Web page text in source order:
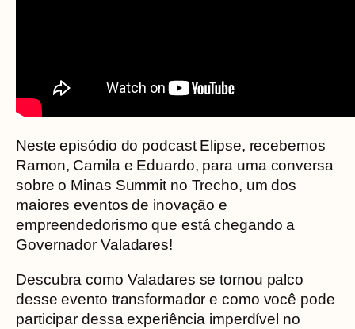
Neste episódio do podcast Elipse, recebemos
Ramon, Camila e Eduardo, para uma conversa
sobre o Minas Summit no Trecho, um dos
maiores eventos de inovação e
empreendedorismo que está chegando a
Governador Valadares!
Descubra como Valadares se tornou palco
desse evento transformador e como você pode
participar dessa experiência imperdível no